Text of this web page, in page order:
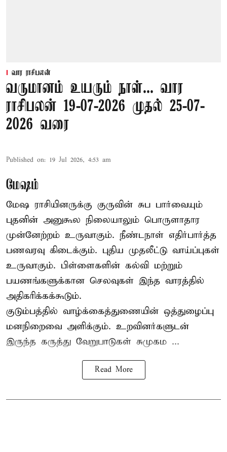
வார ராசிபலன்
வருமானம் உயரும் நாள்... வார
ராசிபலன் 19-07-2026 முதல் 25-07-
2026 வரை
Published on: 19 Jul 2026, 4:53 am
மேஷம்
மேஷ ராசியினருக்கு குருவின் சுப பார்வையும்
புதனின் அனுகூல நிலையாலும் பொருளாதார
முன்னேற்றம் உருவாகும். நீண்டநாள் எதிர்பார்த்த
பணவரவு கிடைக்கும். புதிய முதலீட்டு வாய்ப்புகள்
உருவாகும். பிள்ளைகளின் கல்வி மற்றும்
பயணங்களுக்கான செலவுகள் இந்த வாரத்தில்
அதிகரிக்கக்கூடும்.
குடும்பத்தில் வாழ்க்கைத்துணையின் ஒத்துழைப்பு
மனநிறைவை அளிக்கும். உறவினர்களுடன்
இருந்த கருத்து வேறுபாடுகள் சுமுகம ...
Read More